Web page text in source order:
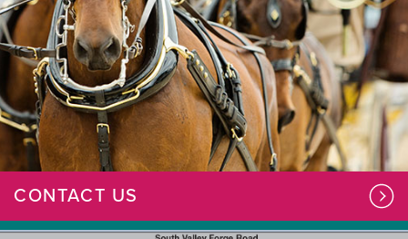
CONTACT US